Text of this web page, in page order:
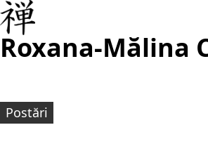
Roxana-Mălina
Postări